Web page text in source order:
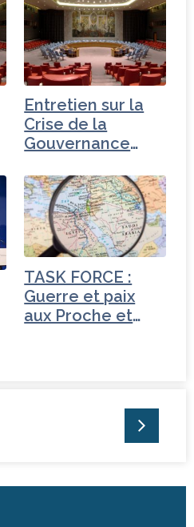
Entretien sur la
Crise de la
Gouvernance
Turquie
TASK FORCE :
Guerre et paix
aux Proche et